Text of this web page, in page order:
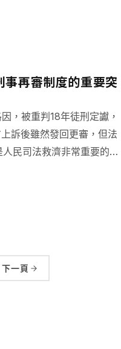
再審制度的重要突
，被重判18年徒刑定讞，
訴後雖然發回更審，但法
民司法救濟非常重要的機
反，但開啟再審的大門容
下一頁